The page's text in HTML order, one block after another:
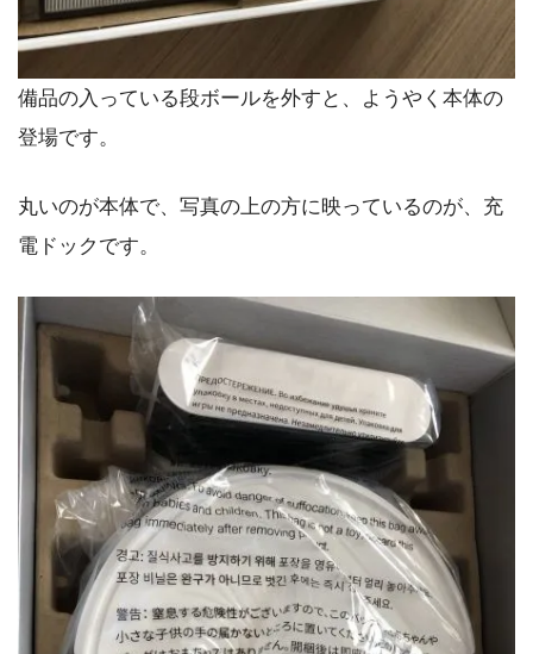
備品の入っている段ボールを外すと、ようやく本体の
登場です。
丸いのが本体で、写真の上の方に映っているのが、充
電ドックです。